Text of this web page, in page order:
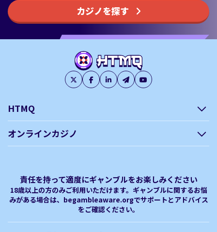
カジノを探す
HTMQ
オンラインカジノ
オンラインカジノ フリースピ
ン おすすめ
Plinko｜プリンコとは？
オンラインカジノ最新サイト
オンラインカジノボーナス
責任を持って適度にギャンブルをお楽しみください
18歳以上の方のみご利用いただけます。ギャンブルに関するお悩
みがある場合は、begambleaware.orgでサポートとアドバイス
をご確認ください。